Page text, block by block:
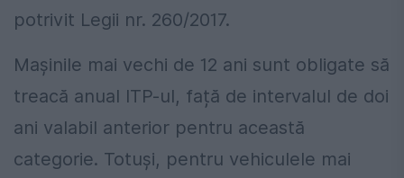
potrivit Legii nr. 260/2017.
Mașinile mai vechi de 12 ani sunt obligate să
treacă anual ITP-ul, față de intervalul de doi
ani valabil anterior pentru această
categorie. Totuși, pentru vehiculele mai